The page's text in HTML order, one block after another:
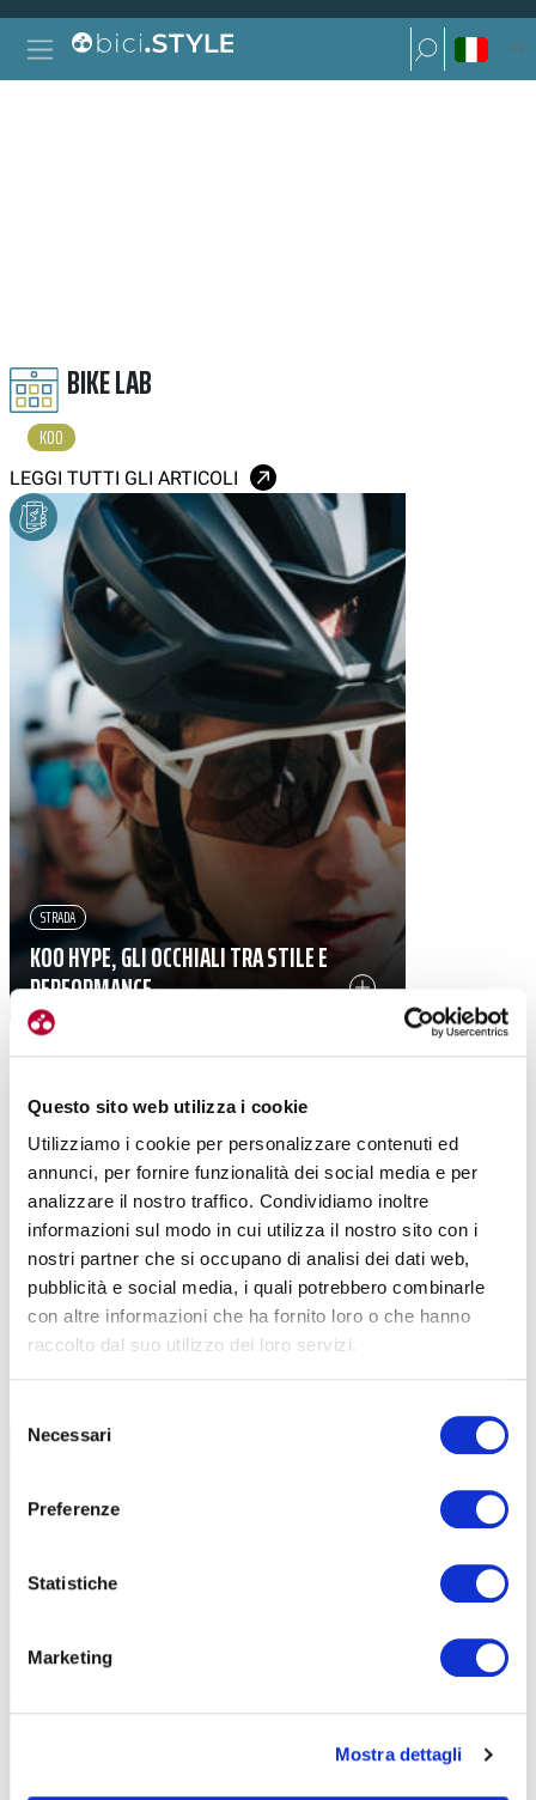
Questo sito web utilizza i cookie
Utilizziamo i cookie per personalizzare contenuti ed
annunci, per fornire funzionalità dei social media e per
analizzare il nostro traffico. Condividiamo inoltre
informazioni sul modo in cui utilizza il nostro sito con i
nostri partner che si occupano di analisi dei dati web,
pubblicità e social media, i quali potrebbero combinarle
con altre informazioni che ha fornito loro o che hanno
raccolto dal suo utilizzo dei loro servizi.
delNecessari
Preferenze
Statistiche
Marketing
Mostra dettagli
Vai al contenuto
Navigazione principale
Ricerca per:
Ricerca per:
BIKE LAB
KOO
LEGGI TUTTI GLI ARTICOLI
STRADA
KOO HYPE, GLI OCCHIALI TRA STILE E
PERFORMANCE
TUTTE LE CATEGORIE DEL MAGAZINE